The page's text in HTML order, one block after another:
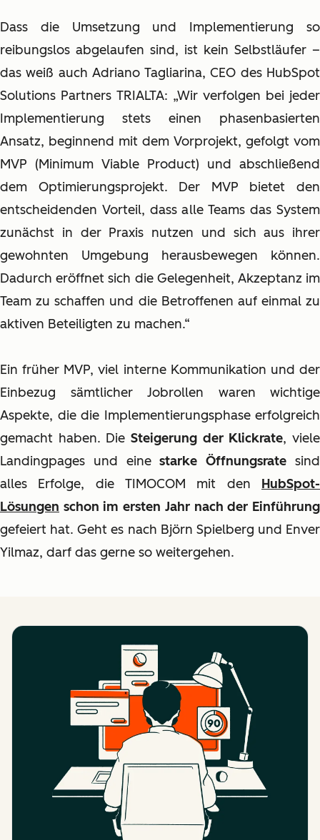
Dass die Umsetzung und Implementierung so
reibungslos abgelaufen sind, ist kein Selbstläufer –
das weiß auch Adriano Tagliarina, CEO des HubSpot
Solutions Partners TRIALTA: „Wir verfolgen bei jeder
Implementierung stets einen phasenbasierten
Ansatz, beginnend mit dem Vorprojekt, gefolgt vom
MVP (Minimum Viable Product) und abschließend
dem Optimierungsprojekt. Der MVP bietet den
entscheidenden Vorteil, dass alle Teams das System
zunächst in der Praxis nutzen und sich aus ihrer
gewohnten Umgebung herausbewegen können.
Dadurch eröffnet sich die Gelegenheit, Akzeptanz im
Team zu schaffen und die Betroffenen auf einmal zu
aktiven Beteiligten zu machen.“
Ein früher MVP, viel interne Kommunikation und der
Einbezug sämtlicher Jobrollen waren wichtige
Aspekte, die die Implementierungsphase erfolgreich
gemacht haben. Die Steigerung der Klickrate, viele
Landingpages und einestarke Öffnungsrate sind
alles Erfolge, die TIMOCOM mit den HubSpot-
Lösungen schon im ersten Jahr nach der Einführung
gefeiert hat. Geht es nach Björn Spielberg und Enver
Yilmaz, darf das gerne so weitergehen.